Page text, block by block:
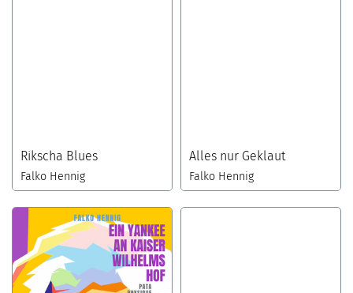
Rikscha Blues
Falko Hennig
Alles nur Geklaut
Falko Hennig